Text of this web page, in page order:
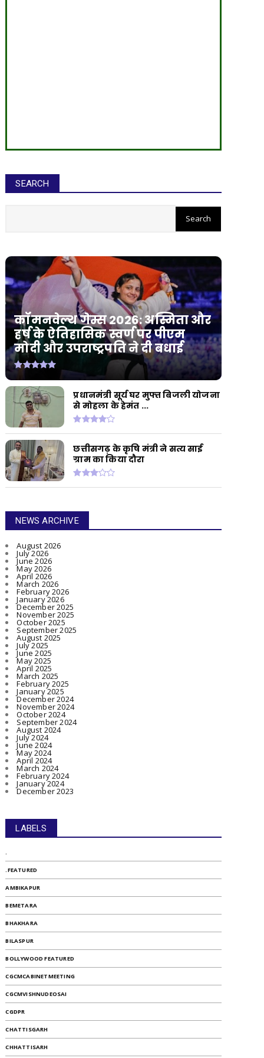
SEARCH
कॉमनवेल्थ गेम्स 2026: अस्मिता और
हर्ष के ऐतिहासिक स्वर्ण पर पीएम
मोदी और उपराष्ट्रपति ने दी बधाई
प्रधानमंत्री सूर्य घर मुफ्त बिजली योजना
से मोहला के हेमंत ...
छत्तीसगढ़ के कृषि मंत्री ने सत्य साई
ग्राम का किया दौरा
NEWS ARCHIVE
August 2026
July 2026
June 2026
May 2026
April 2026
March 2026
February 2026
January 2026
December 2025
November 2025
October 2025
September 2025
August 2025
July 2025
June 2025
May 2025
April 2025
March 2025
February 2025
January 2025
December 2024
November 2024
October 2024
September 2024
August 2024
July 2024
June 2024
May 2024
April 2024
March 2024
February 2024
January 2024
December 2023
LABELS
.
.FEATURED
AMBIKAPUR
BEMETARA
BHAKHARA
BILASPUR
BOLLYWOOD FEATURED
CGCMCABINETMEETING
CGCMVISHNUDEOSAI
CGDPR
CHATTISGARH
CHHATTISARH